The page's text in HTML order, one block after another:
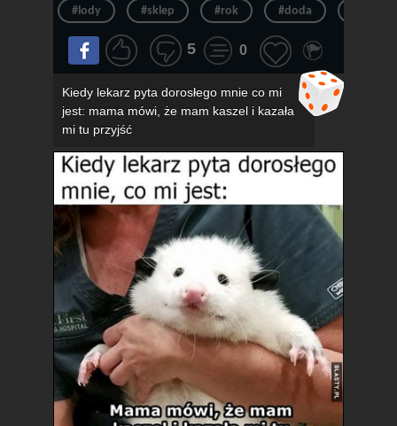
#lody #sklep #rok #doda
5 0
Kiedy lekarz pyta dorosłego mnie co mi
jest: mama mówi, że mam kaszel i kazała
mi tu przyjść